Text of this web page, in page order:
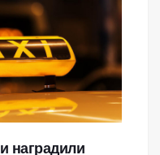
наградили